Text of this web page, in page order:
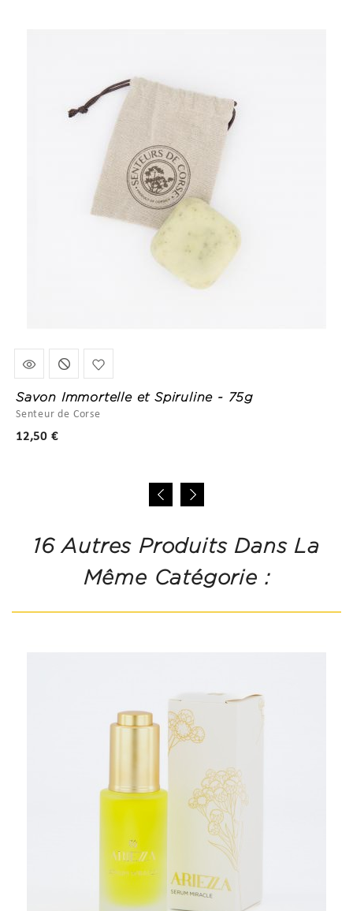
Savon Immortelle et Spiruline - 75g
Senteur de Corse
12,50 €
16 Autres Produits Dans La
Même Catégorie :